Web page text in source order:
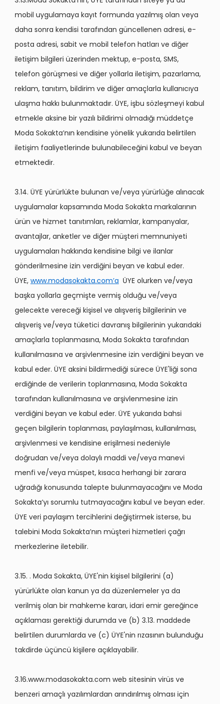
mobil uygulamaya kayıt formunda yazılmış olan veya
daha sonra kendisi tarafından güncellenen adresi, e-
posta adresi, sabit ve mobil telefon hatları ve diğer
iletişim bilgileri üzerinden mektup, e-posta, SMS,
telefon görüşmesi ve diğer yollarla iletişim, pazarlama,
reklam, tanıtım, bildirim ve diğer amaçlarla kullanıcıya
ulaşma hakkı bulunmaktadır. ÜYE, işbu sözleşmeyi kabul
etmekle aksine bir yazılı bildirimi olmadığı müddetçe
Moda Sokakta’nın kendisine yönelik yukarıda belirtilen
iletişim faaliyetlerinde bulunabileceğini kabul ve beyan
etmektedir.
3.14. ÜYE yürürlükte bulunan ve/veya yürürlüğe alınacak
uygulamalar kapsamında Moda Sokakta markalarının
ürün ve hizmet tanıtımları, reklamlar, kampanyalar,
avantajlar, anketler ve diğer müşteri memnuniyeti
uygulamaları hakkında kendisine bilgi ve ilanlar
gönderilmesine izin verdiğini beyan ve kabul eder.
ÜYE, www.modasokakta.com’a ÜYE olurken ve/veya
başka yollarla geçmişte vermiş olduğu ve/veya
gelecekte vereceği kişisel ve alışveriş bilgilerinin ve
alışveriş ve/veya tüketici davranış bilgilerinin yukarıdaki
amaçlarla toplanmasına, Moda Sokakta tarafından
kullanılmasına ve arşivlenmesine izin verdiğini beyan ve
kabul eder. ÜYE aksini bildirmediği sürece ÜYE'liği sona
erdiğinde de verilerin toplanmasına, Moda Sokakta
tarafından kullanılmasına ve arşivlenmesine izin
verdiğini beyan ve kabul eder. ÜYE yukarıda bahsi
geçen bilgilerin toplanması, paylaşılması, kullanılması,
arşivlenmesi ve kendisine erişilmesi nedeniyle
doğrudan ve/veya dolaylı maddi ve/veya manevi
menfi ve/veya müspet, kısaca herhangi bir zarara
uğradığı konusunda talepte bulunmayacağını ve Moda
Sokakta’yı sorumlu tutmayacağını kabul ve beyan eder.
ÜYE veri paylaşım tercihlerini değiştirmek isterse, bu
talebini Moda Sokakta’nın müşteri hizmetleri çağrı
merkezlerine iletebilir.
3.15. . Moda Sokakta, ÜYE'nin kişisel bilgilerini (a)
yürürlükte olan kanun ya da düzenlemeler ya da
verilmiş olan bir mahkeme kararı, idari emir gereğince
açıklaması gerektiği durumda ve (b) 3.13. maddede
belirtilen durumlarda ve (c) ÜYE'nin rızasının bulunduğu
takdirde üçüncü kişilere açıklayabilir.
3.16.www.modasokakta.com web sitesinin virüs ve
benzeri amaçlı yazılımlardan arındırılmış olması için